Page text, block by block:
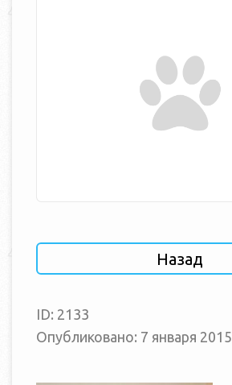
Назад
ID: 2133
Опубликовано: 7 января 2015